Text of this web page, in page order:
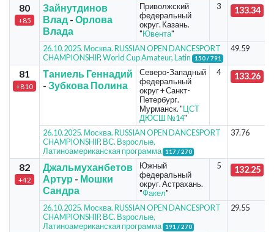
80
+85
Зайнутдинов
Влад- Орлова
Влада
Приволжский
федеральный
округ. Казань.
"Ювента"
3 133.34
26.10.2025. Москва. RUSSIAN OPEN DANCESPORT
CHAMPIONSHIP.World Cup Amateur, Latin 150 / 791
49.59
81
+810
Таниель Геннадий
- Зубкова Полина
Северо-Западный
федеральный
округ + Санкт-
Петербург.
Мурманск. "ЦСТ
ДЮСШ №14"
4 133.26
26.10.2025. Москва. RUSSIAN OPEN DANCESPORT
CHAMPIONSHIP. ВС. Взрослые,
Латиноамериканская программа
117 / 270
37.76
82
+42
Джальмуханбетов
Артур - Мошки
Сандра
Южный
федеральный
округ. Астрахань.
"Факел"
5 132.25
26.10.2025. Москва. RUSSIAN OPEN DANCESPORT
CHAMPIONSHIP. ВС. Взрослые,
Латиноамериканская программа
191 / 270
29.55